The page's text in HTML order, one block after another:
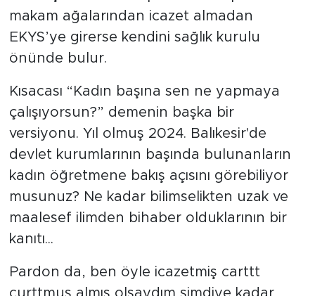
makam ağalarından icazet almadan
EKYS’ye girerse kendini sağlık kurulu
önünde bulur.
Kısacası “Kadın başına sen ne yapmaya
çalışıyorsun?” demenin başka bir
versiyonu. Yıl olmuş 2024. Balıkesir'de
devlet kurumlarının başında bulunanların
kadın öğretmene bakış açısını görebiliyor
musunuz? Ne kadar bilimselikten uzak ve
maalesef ilimden bihaber olduklarının bir
kanıtı...
Pardon da, ben öyle icazetmiş carttt